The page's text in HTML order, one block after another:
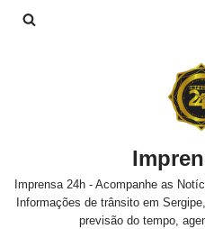
Imprensa 24h - Acompanhe as
Informações de trânsito em
previsão do tempo,